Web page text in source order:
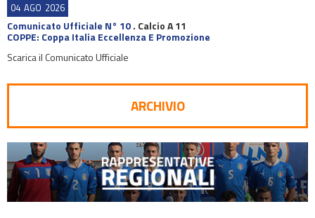
04 AGO 2026
Comunicato Ufficiale N° 10. Calcio A 11
COPPE: Coppa Italia Eccellenza E Promozione
Scarica il Comunicato Ufficiale
ARCHIVIO